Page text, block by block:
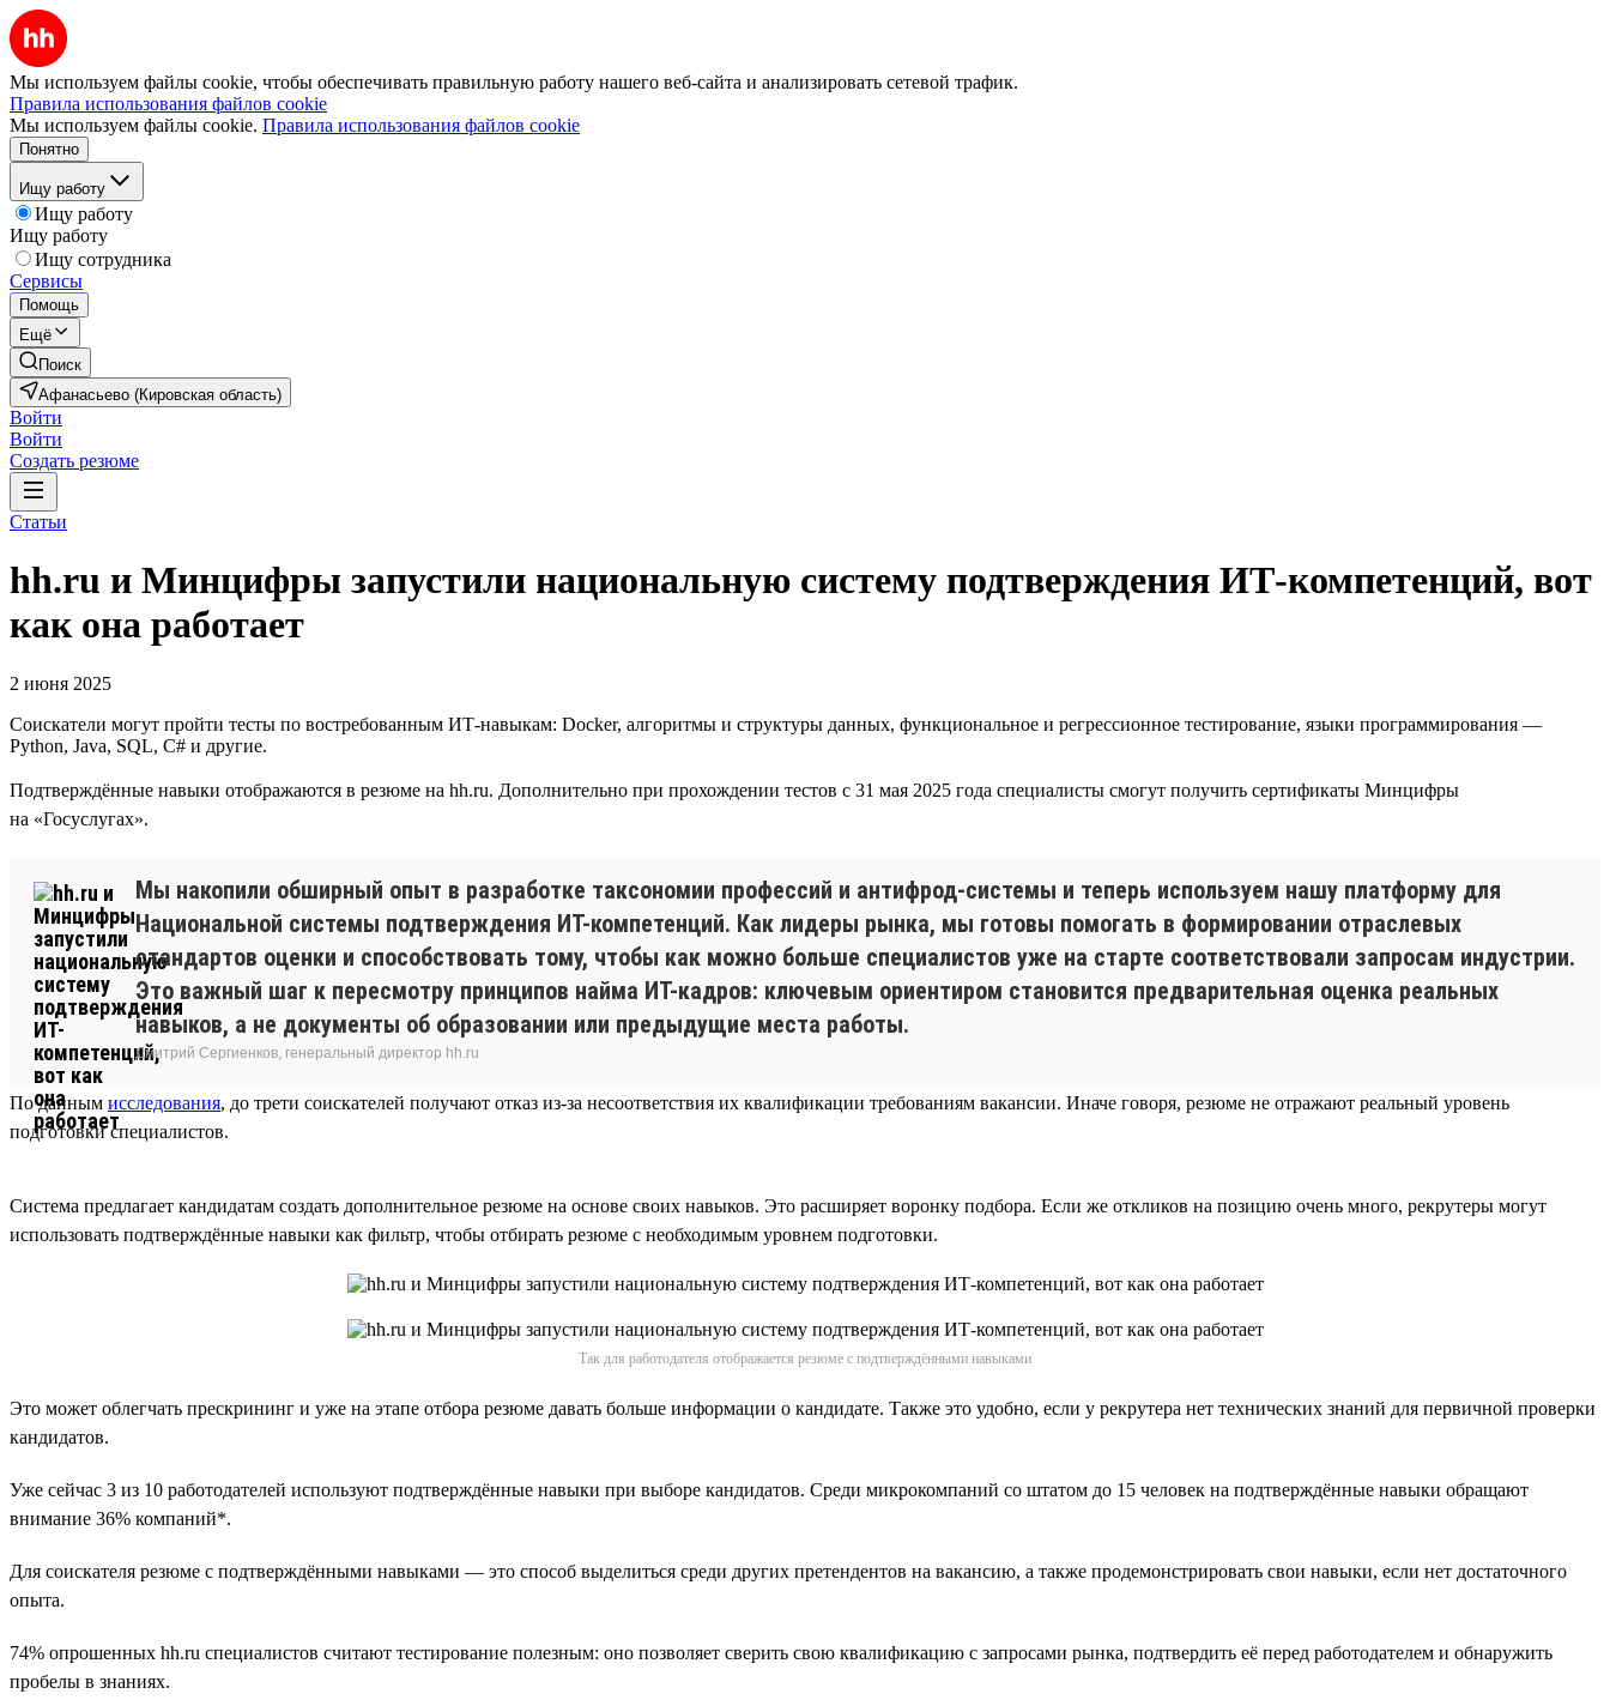
Мы используем файлы cookie, чтобы обеспечивать правильную работу нашего веб-сайта и анализировать сетевой трафик.
Правила использования файлов cookie
Мы используем файлы cookie. Правила использования файлов cookie
Понятно
Ищу работу
Ищу работу
Ищу работу
Ищу сотрудника
Сервисы
Помощь
Ещё
Поиск
Афанасьево (Кировская область)
Войти
Войти
Создать резюме
Статьи
hh.ru и Минцифры запустили национальную систему подтверждения ИТ-компетенций, вот
как она работает
2 июня 2025
Соискатели могут пройти тесты по востребованным ИТ-навыкам: Docker, алгоритмы и структуры данных, функциональное и регрессионное тестирование, языки программирования —
Python, Java, SQL, C# и другие.
Подтверждённые навыки отображаются в резюме на hh.ru. Дополнительно при прохождении тестов с 31 мая 2025 года специалисты смогут получить сертификаты Минцифры
на «Госуслугах».
Мы накопили обширный опыт в разработке таксономии профессий и антифрод-системы и теперь используем нашу платформу для
Национальной системы подтверждения ИТ-компетенций. Как лидеры рынка, мы готовы помогать в формировании отраслевых
стандартов оценки и способствовать тому, чтобы как можно больше специалистов уже на старте соответствовали запросам индустрии.
Это важный шаг к пересмотру принципов найма ИТ-кадров: ключевым ориентиром становится предварительная оценка реальных
навыков, а не документы об образовании или предыдущие места работы.
Дмитрий Сергиенков, генеральный директор hh.ru
По данным исследования, до трети соискателей получают отказ из-за несоответствия их квалификации требованиям вакансии. Иначе говоря, резюме не отражают реальный уровень
подготовки специалистов.
Система предлагает кандидатам создать дополнительное резюме на основе своих навыков. Это расширяет воронку подбора. Если же откликов на позицию очень много, рекрутеры могут
использовать подтверждённые навыки как фильтр, чтобы отбирать резюме с необходимым уровнем подготовки.
Так для работодателя отображается резюме с подтверждёнными навыками
Это может облегчать прескрининг и уже на этапе отбора резюме давать больше информации о кандидате. Также это удобно, если у рекрутера нет технических знаний для первичной проверки
кандидатов.
Уже сейчас 3 из 10 работодателей используют подтверждённые навыки при выборе кандидатов. Среди микрокомпаний со штатом до 15 человек на подтверждённые навыки обращают
внимание 36% компаний*.
Для соискателя резюме с подтверждёнными навыками — это способ выделиться среди других претендентов на вакансию, а также продемонстрировать свои навыки, если нет достаточного
опыта.
74% опрошенных hh.ru специалистов считают тестирование полезным: оно позволяет сверить свою квалификацию с запросами рынка, подтвердить её перед работодателем и обнаружить
пробелы в знаниях.